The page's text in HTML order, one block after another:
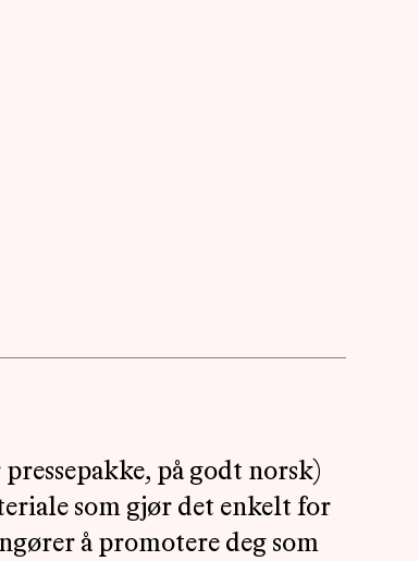
på godt norsk)
som gjør det enkelt for
å promotere deg som